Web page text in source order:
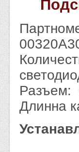
Разъем:
Длинна